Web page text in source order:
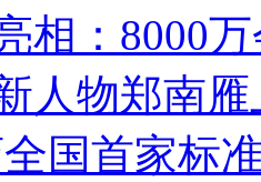
相：8000
人物郑南雁
国首家标